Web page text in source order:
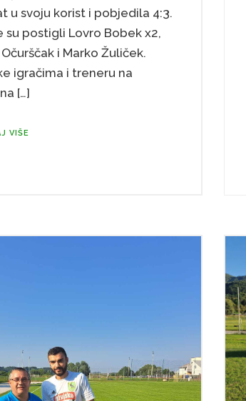
u svoju korist i pobjedila 4:3.
su postigli Lovro Bobek x2,
i Marko Žuliček.
igračima i treneru na
[…]
VIŠE